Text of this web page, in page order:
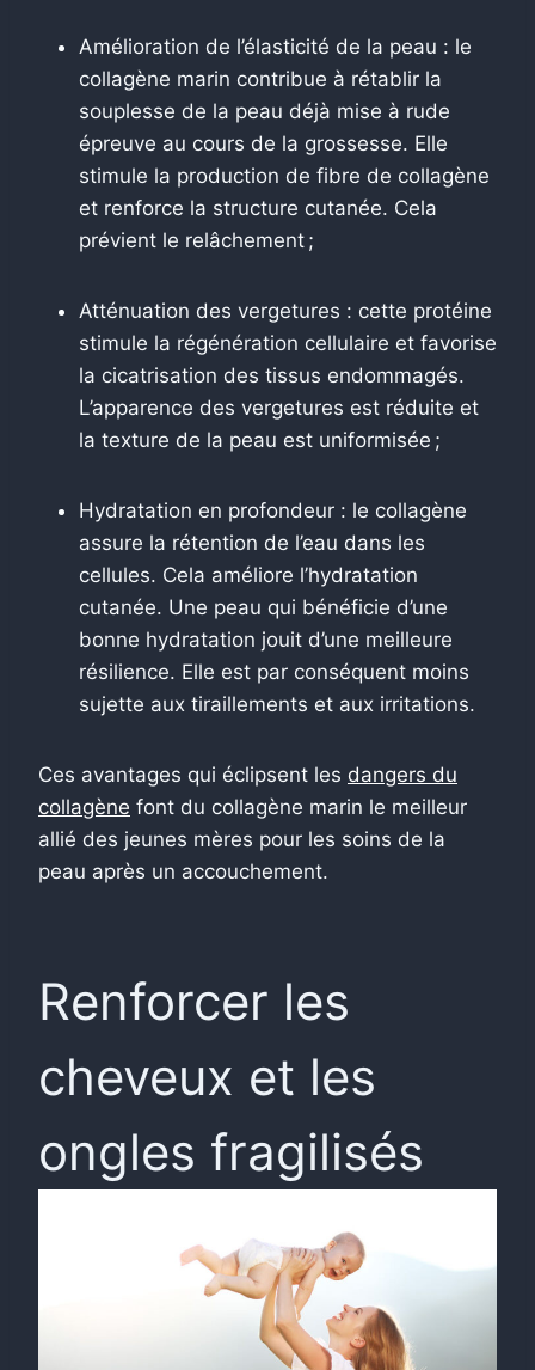
Amélioration de l’élasticité de la peau : le
collagène marin contribue à rétablir la
souplesse de la peau déjà mise à rude
épreuve au cours de la grossesse. Elle
stimule la production de fibre de collagène
et renforce la structure cutanée. Cela
prévient le relâchement ;
Atténuation des vergetures : cette protéine
stimule la régénération cellulaire et favorise
la cicatrisation des tissus endommagés.
L’apparence des vergetures est réduite et
la texture de la peau est uniformisée ;
Hydratation en profondeur : le collagène
assure la rétention de l’eau dans les
cellules. Cela améliore l’hydratation
cutanée. Une peau qui bénéficie d’une
bonne hydratation jouit d’une meilleure
résilience. Elle est par conséquent moins
sujette aux tiraillements et aux irritations.
Ces avantages qui éclipsent les dangers du
collagène font du collagène marin le meilleur
allié des jeunes mères pour les soins de la
peau après un accouchement.
Renforcer les
cheveux et les
ongles fragilisés